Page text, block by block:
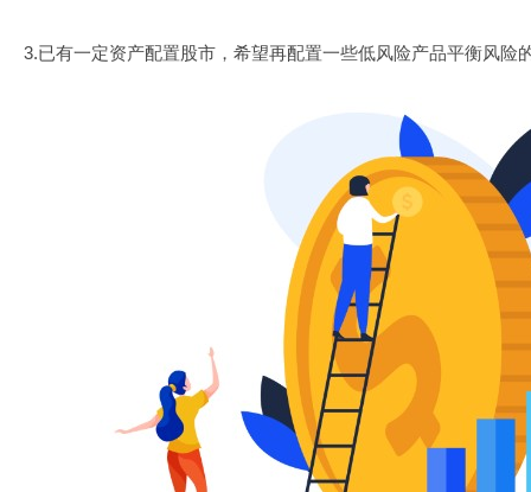
3.已有一定资产配置股市，希望再配置一些低风险产品平衡风险